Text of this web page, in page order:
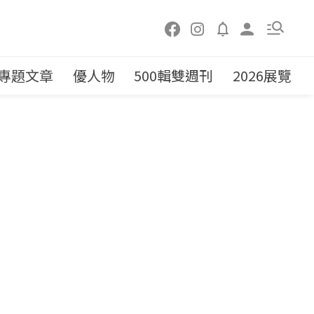
題文章 優人物 500輯雙週刊 2026展覽